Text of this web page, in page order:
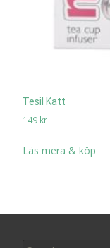
Tesil Katt
149 kr
Läs mera & köp